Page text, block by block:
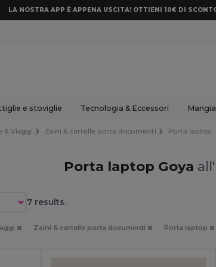
LA NOSTRA APP È APPENA USCITA! OTTIENI 10€ DI
e stoviglie Tecnologia & Eccessori
& Viaggi Zaini & cartelle porta documenti Porta laptop
Porta laptop Goya
7 results.
Zaini & cartelle porta documenti Porta laptop